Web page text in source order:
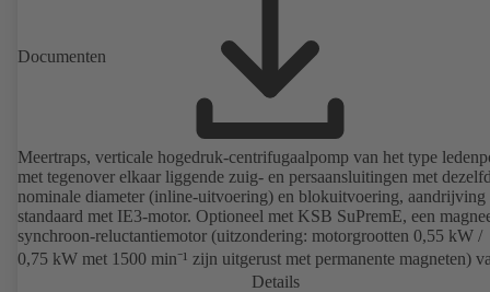
Documenten
Meertraps, verticale hogedruk-centrifugaalpomp van het type
met tegenover elkaar liggende zuig- en persaansluitingen met
nominale diameter (inline-uitvoering) en blokuitvoering, aandrijving
standaard met IE3-motor. Optioneel met KSB SuPremE, een
synchroon-reluctantiemotor (uitzondering: motorgrootten 0,55 kW /
0,75 kW met 1500 min⁻¹ zijn uitgerust met permanente magneten)
efficiëntieklasse IE4/IE5 volgens IEC TS 60034-30-2: 2016, voor
Details